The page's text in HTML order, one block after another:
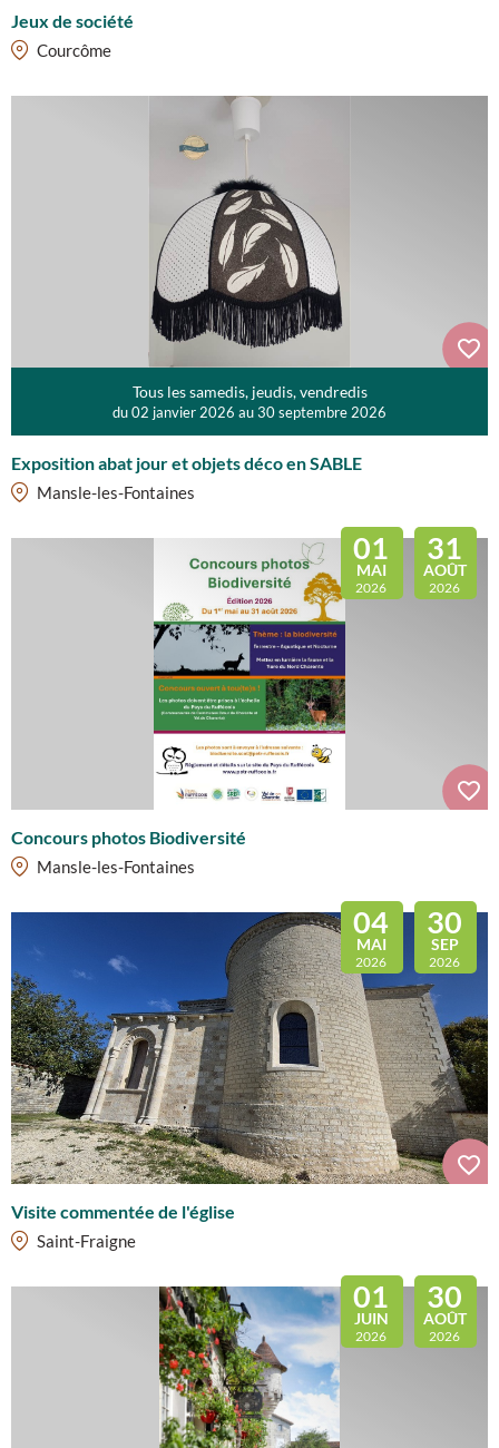
Jeux de société
Courcôme
Tous les samedis, jeudis, vendredis
du 02 janvier 2026 au 30 septembre 2026
Exposition abat jour et objets déco en SABLE
Mansle-les-Fontaines
01
MAI
2026
31
AOÛT
2026
Concours photos Biodiversité
Mansle-les-Fontaines
04
MAI
2026
30
SEP
2026
Visite commentée de l'église
Saint-Fraigne
01
JUIN
2026
30
AOÛT
2026